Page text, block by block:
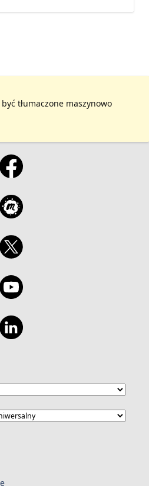
tłumaczone maszynowo